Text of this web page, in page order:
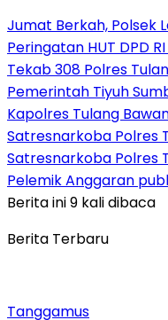
Jumat Berkah, Polsek
Peringatan HUT DPD
Tekab 308 Polres
Pemerintah Tiyuh
Kapolres Tulang
Satresnarkoba Polres
Satresnarkoba Polres
Pelemik Anggaran
Berita ini 9 kali dibaca
Berita Terbaru
Tanggamus